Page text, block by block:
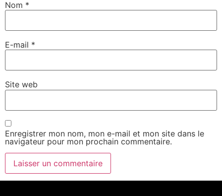
Nom *
E-mail *
Site web
Enregistrer mon nom, mon e-mail et mon site dans le
navigateur pour mon prochain commentaire.